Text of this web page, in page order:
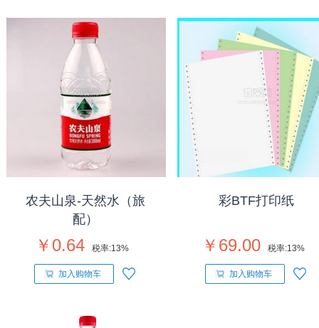
农夫山泉-天然水（旅
配）
￥0.64 税率:13%
加入购物车
彩BTF打印纸
￥69.00 税率:13%
加入购物车